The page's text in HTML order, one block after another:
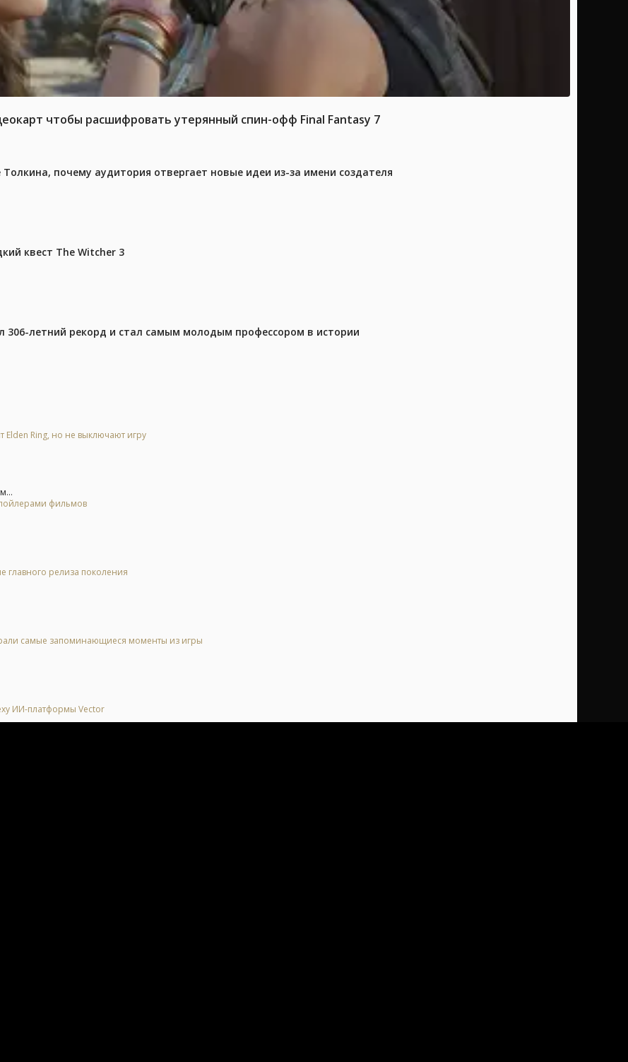
чтобы расшифровать утерянный спин-офф Final Fantasy 7
почему аудитория отвергает новые идеи из-за имени создателя
квест The Witcher 3
306-летний рекорд и стал самым молодым профессором в истории
Elden Ring, но не выключают игру
фильмов
главного релиза поколения
самые запоминающиеся моменты из игры
ИИ-платформы Vector